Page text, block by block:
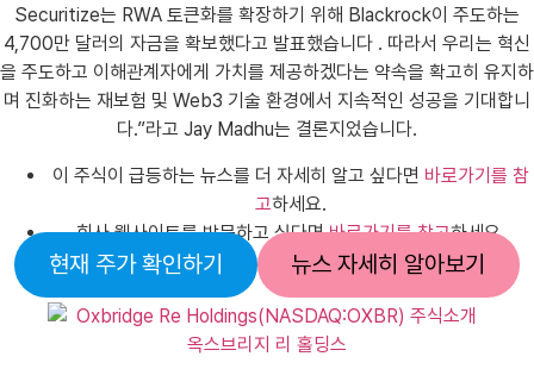
Securitize는 RWA 토큰화를 확장하기 위해 Blackrock이 주도하는
4,700만 달러의 자금을 확보했다고 발표했습니다 . 따라서 우리는 혁신
을 주도하고 이해관계자에게 가치를 제공하겠다는 약속을 확고히 유지하
며 진화하는 재보험 및 Web3 기술 환경에서 지속적인 성공을 기대합니
다.”라고 Jay Madhu는 결론지었습니다.
이 주식이 급등하는 뉴스를 더 자세히 알고 싶다면 바로가기를 참
고하세요.
회사 웹사이트를 방문하고 싶다면바로가기를 참고하세요.
현재 주가 확인하기 뉴스 자세히 알아보기